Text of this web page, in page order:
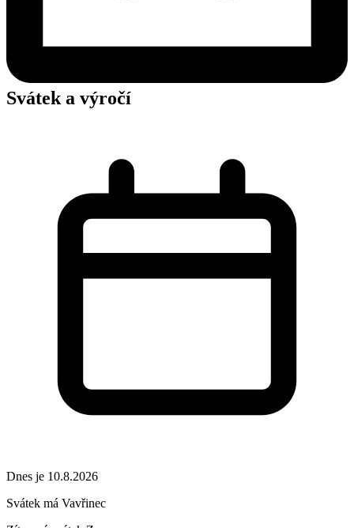
Svátek a výročí
Dnes je 10.8.2026
Svátek má Vavřinec